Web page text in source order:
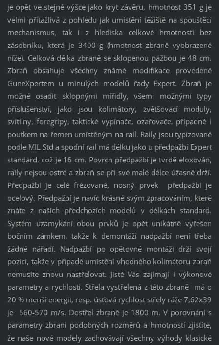
je opět ve stejné výšce jako kryt závěru, hmotnost 351 g je
velmi přitažlivá z pohledu jak umístění těžiště na spouštěcí
mechanismus, tak i z hlediska celkové hmotnosti bez
zásobníku, která je 3400 g (hmotnost zbraně vyobrazené
níže). Celková délka zbraně se sklopenou pažbou je 48 cm.
Zbraň obsahuje všechny známé modifikace provedené
GuneXpertem u minulých modelů řady Expert. Zbraň je
možné osadit sklopnými mířidly, všemi možnými typy
příslušenství, jako jsou kolimátory, zvětšovací moduly,
svítilny, foregripy, taktické vypínače, ozařovače, případně i
poutkem na řemen umístěným na rail. Raily jsou typizované
podle MIL Std a spodní rail má délku jako u předpažbí Expert
standard, což je 16 cm. Povrch předpažbí je tvrdě eloxován,
raily nejsou ostré a zbraň se při své malé délce úžasně drží.
Předpažbí je celé frézované, nosný prvek předpažbí je
ocelový. Předpažbí je navíc krásné svým zpracováním, které
znáte z našich předchozích modelů v délkách standard.
Systém uzamykání obou prvků je opět unikátně vyřešen
bočním zámkem, takže k demontáži nadpažbí není třeba
žádné nářadí. Nadpažbí po opětovné montáži drží svojí
pozici, takže v případě umístění vhodného kolimátoru zbraň
nemusíte znovu nastřelovat. Jistě Vás zajímají i výkonové
parametry a rychlosti. Střela vystřelená z této zbraně má o
20 % menší energii, resp. úsťová rychlost střely ráže 7,62x39
je 560-570 m/s. Dostřel zbraně je 1800 m. V porovnání s
parametry zbraní podobných rozměrů a hmotností zjistíte,
že naše nové modely zachovávají všechny výhody klasické